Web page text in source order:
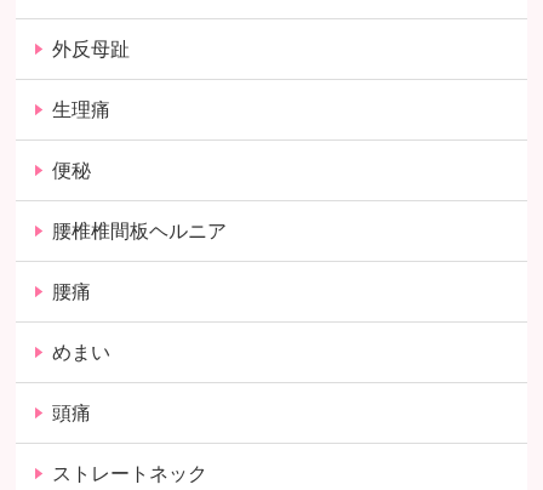
外反母趾
生理痛
便秘
腰椎椎間板ヘルニア
腰痛
めまい
頭痛
ストレートネック